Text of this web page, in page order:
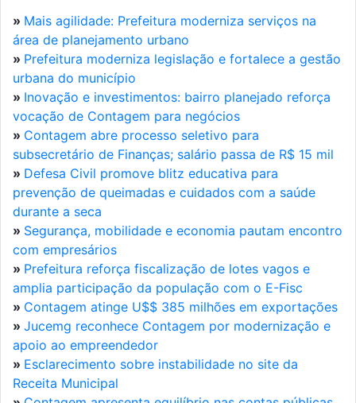
» Mais agilidade: Prefeitura moderniza serviços na
área de planejamento urbano
» Prefeitura moderniza legislação e fortalece a gestão
urbana do município
» Inovação e investimentos: bairro planejado reforça
vocação de Contagem para negócios
» Contagem abre processo seletivo para
subsecretário de Finanças; salário passa de R$ 15 mil
» Defesa Civil promove blitz educativa para
prevenção de queimadas e cuidados com a saúde
durante a seca
» Segurança, mobilidade e economia pautam encontro
com empresários
» Prefeitura reforça fiscalização de lotes vagos e
amplia participação da população com o E-Fisc
» Contagem atinge U$$ 385 milhões em exportações
» Jucemg reconhece Contagem por modernização e
apoio ao empreendedor
» Esclarecimento sobre instabilidade no site da
Receita Municipal